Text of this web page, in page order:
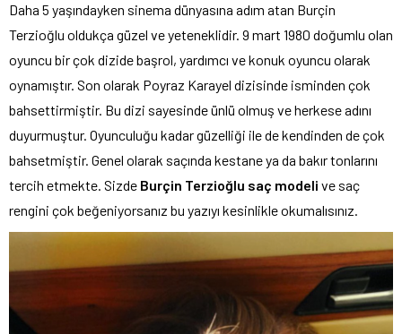
Daha 5 yaşındayken sinema dünyasına adım atan Burçin
Terzioğlu oldukça güzel ve yeteneklidir. 9 mart 1980 doğumlu olan
oyuncu bir çok dizide başrol, yardımcı ve konuk oyuncu olarak
oynamıştır. Son olarak Poyraz Karayel dizisinde isminden çok
bahsettirmiştir. Bu dizi sayesinde ünlü olmuş ve herkese adını
duyurmuştur. Oyunculuğu kadar güzelliği ile de kendinden de çok
bahsetmiştir. Genel olarak saçında kestane ya da bakır tonlarını
tercih etmekte. Sizde Burçin Terzioğlu saç modeli ve saç
rengini çok beğeniyorsanız bu yazıyı kesinlikle okumalısınız.